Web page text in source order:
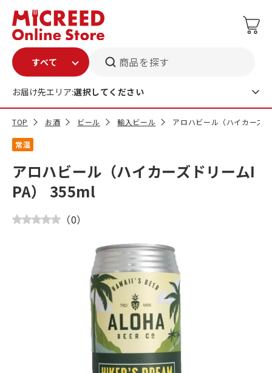
商品を探す
お届け先エリア:選択してください
TOP お酒 ビール 輸入ビール アロハビール（ハイカーズ
常温
アロハビール（ハイカーズドリームI
PA） 355ml
（0）